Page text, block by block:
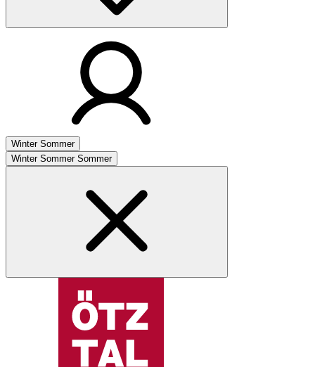
Winter Sommer
Winter Sommer Sommer